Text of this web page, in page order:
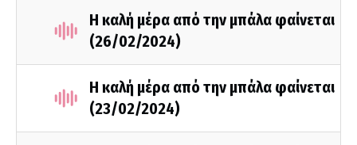
Η καλή μέρα από την μπάλα φαίνεται
(26/02/2024)
Η καλή μέρα από την μπάλα φαίνεται
(23/02/2024)